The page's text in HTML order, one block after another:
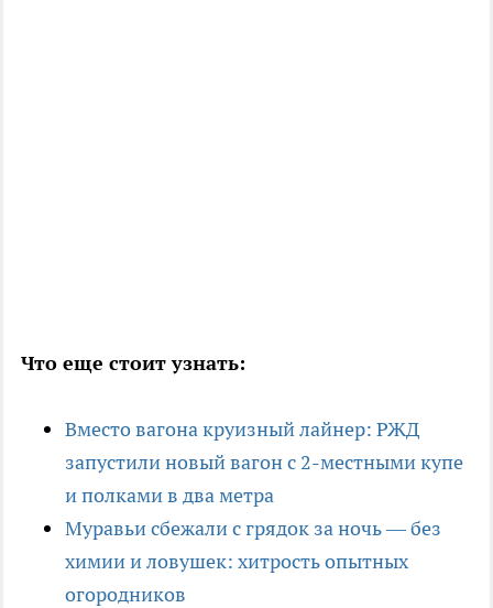
Что еще стоит узнать:
Вместо вагона круизный лайнер: РЖД
запустили новый вагон с 2-местными купе
и полками в два метра
Муравьи сбежали с грядок за ночь — без
химии и ловушек: хитрость опытных
огородников